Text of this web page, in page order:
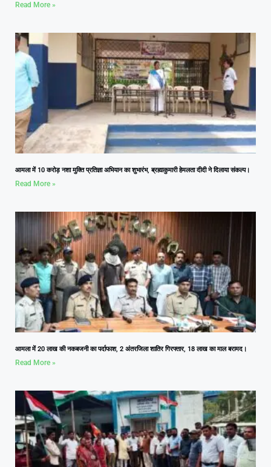
Read More »
आमला में 10 करोड़ नशा मुक्ति प्रतिज्ञा अभियान का शुभारंभ, ब्रह्माकुमारी हेमलता दीदी ने दिलाया संकल्प।
Read More »
आमला में 20 लाख की नकबजनी का पर्दाफाश, 2 अंतरजिला शातिर गिरफ्तार, 18 लाख का माल बरामद।
Read More »